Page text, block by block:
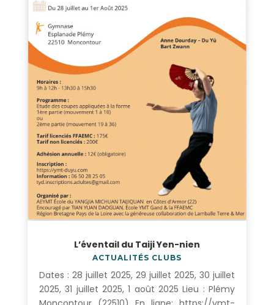
L’éventail du Taiji Yen-nien
ACTUALITÉS CLUBS
Dates : 28 juillet 2025, 29 juillet 2025, 30 juillet
2025, 31 juillet 2025, 1 août 2025 Lieu : Plémy